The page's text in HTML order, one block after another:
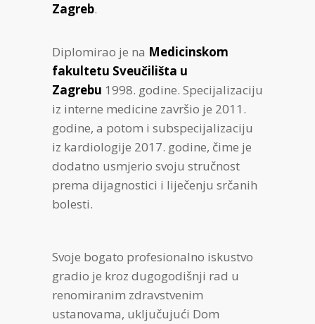
Zagreb.
Diplomirao je na Medicinskom
fakultetu Sveučilišta u
Zagrebu 1998. godine. Specijalizaciju
iz interne medicine završio je 2011.
godine, a potom i subspecijalizaciju
iz kardiologije 2017. godine, čime je
dodatno usmjerio svoju stručnost
prema dijagnostici i liječenju srčanih
bolesti.
Svoje bogato profesionalno iskustvo
gradio je kroz dugogodišnji rad u
renomiranim zdravstvenim
ustanovama, uključujući Dom